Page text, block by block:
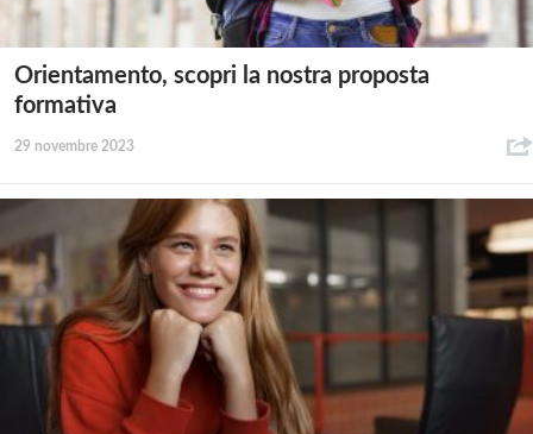
Orientamento, scopri la nostra proposta
formativa
29 novembre 2023